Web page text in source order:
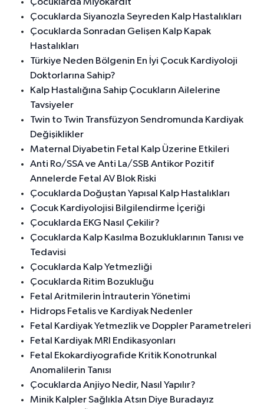
Çocuklarda Miyokardit
Çocuklarda Siyanozla Seyreden Kalp Hastalıkları
Çocuklarda Sonradan Gelişen Kalp Kapak
Hastalıkları
Türkiye Neden Bölgenin En İyi Çocuk Kardiyoloji
Doktorlarına Sahip?
Kalp Hastalığına Sahip Çocukların Ailelerine
Tavsiyeler
Twin to Twin Transfüzyon Sendromunda Kardiyak
Değişiklikler
Maternal Diyabetin Fetal Kalp Üzerine Etkileri
Anti Ro/SSA ve Anti La/SSB Antikor Pozitif
Annelerde Fetal AV Blok Riski
Çocuklarda Doğuştan Yapısal Kalp Hastalıkları
Çocuk Kardiyolojisi Bilgilendirme İçeriği
Çocuklarda EKG Nasıl Çekilir?
Çocuklarda Kalp Kasılma Bozukluklarının Tanısı ve
Tedavisi
Çocuklarda Kalp Yetmezliği
Çocuklarda Ritim Bozukluğu
Fetal Aritmilerin İntrauterin Yönetimi
Hidrops Fetalis ve Kardiyak Nedenler
Fetal Kardiyak Yetmezlik ve Doppler Parametreleri
Fetal Kardiyak MRI Endikasyonları
Fetal Ekokardiyografide Kritik Konotrunkal
Anomalilerin Tanısı
Çocuklarda Anjiyo Nedir, Nasıl Yapılır?
Minik Kalpler Sağlıkla Atsın Diye Buradayız